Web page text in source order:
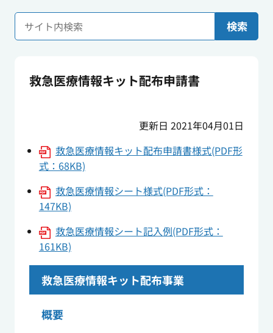
検索
救急医療情報キット配布申請書
更新日 2021年04月01日
救急医療情報キット配布申請書様式(PDF形
式：68KB)
救急医療情報シート様式(PDF形式：
147KB)
救急医療情報シート記入例(PDF形式：
161KB)
救急医療情報キット配布事業
概要